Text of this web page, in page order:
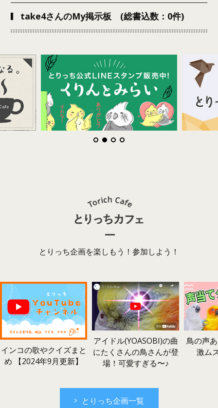
take4さんのMy掲示板 (総書込数：0件)
とりっち企画を楽しもう！参加しよう！
インコの歌やクイズまと
め 【2024年9月更新】
アイドル(YOASOBI)の曲
にたくさんの鳥さんが登
場！可愛すぎる〜♪
鳥の声
激ム
とりっち企画一覧